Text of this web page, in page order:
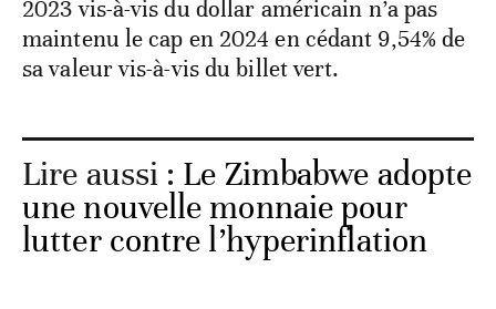
2023 vis-à-vis du dollar américain n’a pas
maintenu le cap en 2024 en cédant 9,54% de
sa valeur vis-à-vis du billet vert.
Lire aussi : Le Zimbabwe adopte
une nouvelle monnaie pour
lutter contre l’hyperinflation